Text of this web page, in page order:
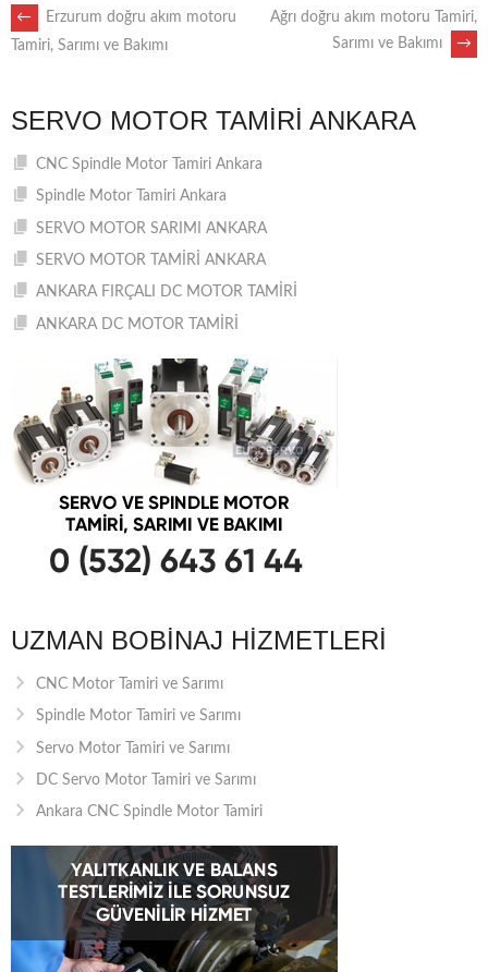
POST
←
Erzurum doğru akım motoru
Tamiri, Sarımı ve Bakımı
Ağrı doğru akım motoru Tamiri,
Sarımı ve Bakımı
→
SERVO MOTOR TAMIRI ANKARA
CNC Spindle Motor Tamiri Ankara
Spindle Motor Tamiri Ankara
SERVO MOTOR SARIMI ANKARA
SERVO MOTOR TAMİRİ ANKARA
ANKARA FIRÇALI DC MOTOR TAMİRİ
ANKARA DC MOTOR TAMİRİ
UZMAN BOBINAJ HIZMETLERI
CNC Motor Tamiri ve Sarımı
Spindle Motor Tamiri ve Sarımı
Servo Motor Tamiri ve Sarımı
DC Servo Motor Tamiri ve Sarımı
Ankara CNC Spindle Motor Tamiri